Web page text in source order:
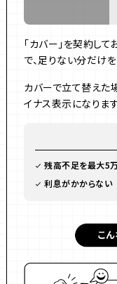
「カバー」を契約し
で、足りない分だけ
カバーで立て替えた
イナス表示になります
残高不足を最大5
利息がかからない